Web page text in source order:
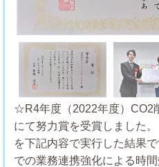
Previous
☆R4年度（2022年度）CO2
にて努力賞を受賞しました。
を下記内容で実行した結果で
での業務連携強化による時間